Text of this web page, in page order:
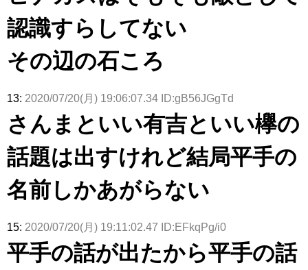
認識すらしてない
その辺の石ころ
13: 2020/07/20(月) 19:06:07.34 ID:gB56JGgTd
さんまといい有吉といい欅の
話題は出すけれど結局平手の
名前しかあがらない
15: 2020/07/20(月) 19:11:02.47 ID:EFkqPg/i0
平手の話が出たから平手の話